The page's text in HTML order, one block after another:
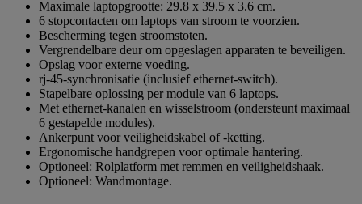
Maximale laptopgrootte: 29.8 x 39.5 x 3.6 cm.
6 stopcontacten om laptops van stroom te voorzien.
Bescherming tegen stroomstoten.
Vergrendelbare deur om opgeslagen apparaten te beveiligen.
Opslag voor externe voeding.
rj-45-synchronisatie (inclusief ethernet-switch).
Stapelbare oplossing per module van 6 laptops.
Met ethernet-kanalen en wisselstroom (ondersteunt maximaal
6 gestapelde modules).
Ankerpunt voor veiligheidskabel of -ketting.
Ergonomische handgrepen voor optimale hantering.
Optioneel: Rolplatform met remmen en veiligheidshaak.
Optioneel: Wandmontage.